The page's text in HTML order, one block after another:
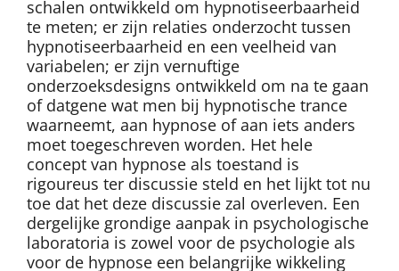
schalen ontwikkeld om hypnotiseerbaarheid
te meten; er zijn relaties onderzocht tussen
hypnotiseerbaarheid en een veelheid van
variabelen; er zijn vernuftige
onderzoeksdesigns ontwikkeld om na te gaan
of datgene wat men bij hypnotische trance
waarneemt, aan hypnose of aan iets anders
moet toegeschreven worden. Het hele
concept van hypnose als toestand is
rigoureus ter discussie steld en het lijkt tot nu
toe dat het deze discussie zal overleven. Een
dergelijke grondige aanpak in psychologische
laboratoria is zowel voor de psychologie als
voor de hypnose een belangrijke wikkeling